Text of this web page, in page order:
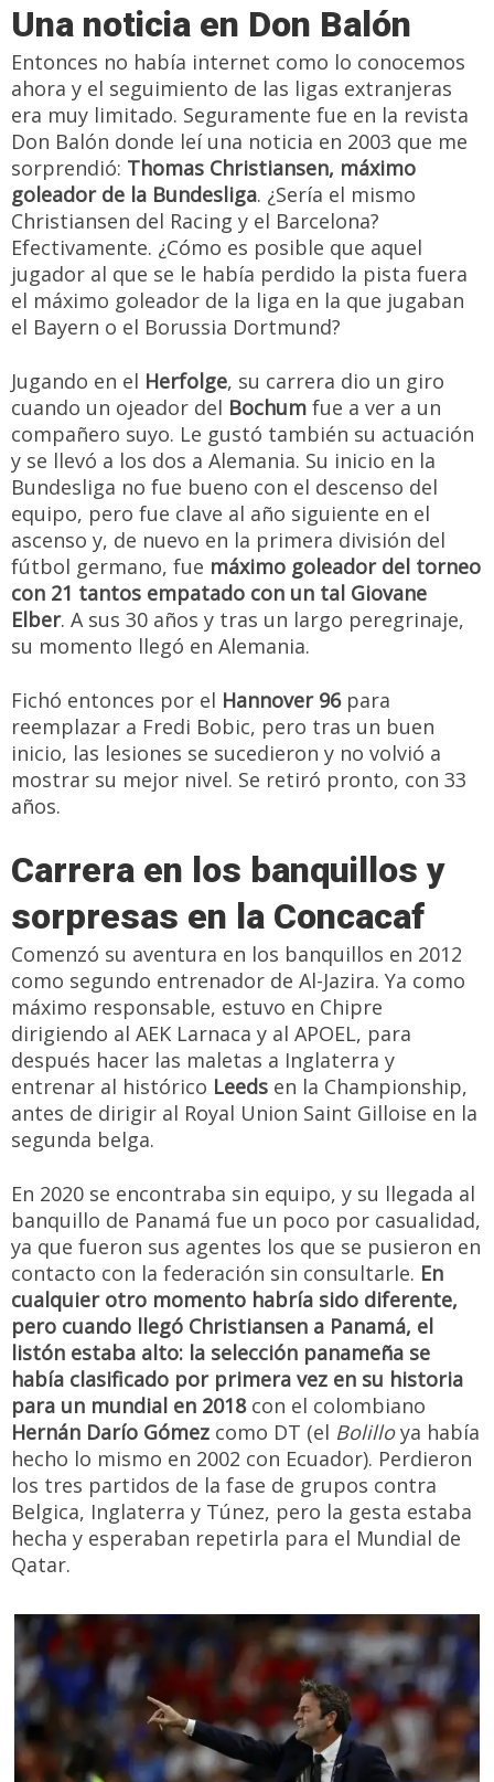
Una noticia en Don Balón
Entonces no había internet como lo conocemos
ahora y el seguimiento de las ligas extranjeras
era muy limitado. Seguramente fue en la revista
Don Balón donde leí una noticia en 2003 que me
sorprendió: Thomas Christiansen, máximo
goleador de la Bundesliga. ¿Sería el mismo
Christiansen del Racing y el Barcelona?
Efectivamente. ¿Cómo es posible que aquel
jugador al que se le había perdido la pista fuera
el máximo goleador de la liga en la que jugaban
el Bayern o el Borussia Dortmund?
Jugando en el Herfolge, su carrera dio un giro
cuando un ojeador del Bochum fue a ver a un
compañero suyo. Le gustó también su actuación
y se llevó a los dos a Alemania. Su inicio en la
Bundesliga no fue bueno con el descenso del
equipo, pero fue clave al año siguiente en el
ascenso y, de nuevo en la primera división del
fútbol germano, fue máximo goleador del torneo
con 21 tantos empatado con un tal Giovane
Elber. A sus 30 años y tras un largo peregrinaje,
su momento llegó en Alemania.
Fichó entonces por el Hannover 96para
reemplazar a Fredi Bobic, pero tras un buen
inicio, las lesiones se sucedieron y no volvió a
mostrar su mejor nivel. Se retiró pronto, con 33
años.
Carrera en los banquillos y
sorpresas en la Concacaf
Comenzó su aventura en los banquillos en 2012
como segundo entrenador de Al-Jazira. Ya como
máximo responsable, estuvo en Chipre
dirigiendo al AEK Larnaca y al APOEL, para
después hacer las maletas a Inglaterra y
entrenar al histórico Leeds en la Championship,
antes de dirigir al Royal Union Saint Gilloise en la
segunda belga.
En 2020 se encontraba sin equipo, y su llegada al
banquillo de Panamá fue un poco por casualidad,
ya que fueron sus agentes los que se pusieron en
contacto con la federación sin consultarle. En
cualquier otro momento habría sido diferente,
pero cuando llegó Christiansen a Panamá, el
listón estaba alto: la selección panameña se
había clasificado por primera vez en su historia
para un mundial en 2018con el colombiano
Hernán Darío Gómez como DT (el Bolilloya había
hecho lo mismo en 2002 con Ecuador). Perdieron
los tres partidos de la fase de grupos contra
Belgica, Inglaterra y Túnez, pero la gesta estaba
hecha y esperaban repetirla para el Mundial de
Qatar.